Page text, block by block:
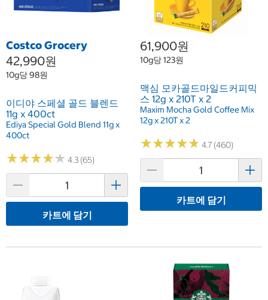
Costco Grocery
42,990원
10g당 98원
이디야 스페셜 골드 블렌드
11g x 400ct
Ediya Special Gold Blend 11g x
400ct
★★★★★
★★★★★ 4.3 (65)
카트에 담기
61,900원
10g당 123원
맥심 모카골드마일드커피믹
스 12g x 210T x 2
Maxim Mocha Gold Coffee Mix
12g x 210T x 2
★★★★★
★★★★★ 4.7 (460)
카트에 담기